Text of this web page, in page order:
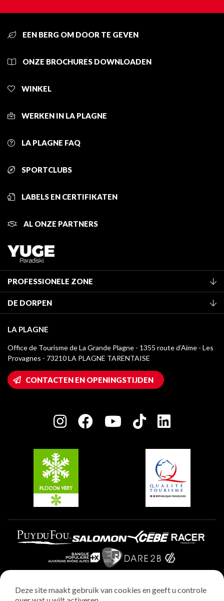
EEN BERG OM DOOR TE GEVEN
ONZE BROCHURES DOWNLOADEN
WINKEL
WERKEN IN LA PLAGNE
LA PLAGNE FAQ
SPORTCLUBS
LABELS EN CERTIFIKATEN
AL ONZE PARTNERS
PROFESSIONELE ZONE
Classificatie van de gemeubileerde accommodaties
Verblijfstaks
Mediatheek
La Plagne logo's
Wifi toegang
Huis van de eigenaar
Charter van toegewijde spelers
DE DORPEN
Montchavin - Les Coches
Champagny-en-Vanoise
Plagne 1800
Plagne Villages
Plagne Aime 2000
LA PLAGNE
Office de Tourisme de La Grande Plagne - 1355 route d’Aime - Les
Provagnes - 73210 LA PLAGNE TARENTAISE
CONTACTEN EN OPENINGSTIJDEN
Deze site maakt gebruik van cookies en geeft u controle